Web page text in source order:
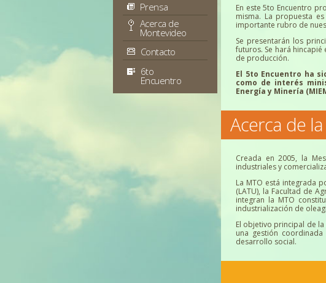
Prensa
Acerca de
Montevideo
Contacto
6to
Encuentro
En este 5to Encuentro
misma. La propuesta
importante rubro de
Se presentarán los
futuros. Se hará
de producción.
El 5to Encuentro ha
como de interés
Energía y Minería
Acerca de
Creada en 2005, la
industriales y
La MTO está integrada
(LATU), la Facultad de
integran la MTO
industrialización de
El objetivo principal de
una gestión
desarrollo social.